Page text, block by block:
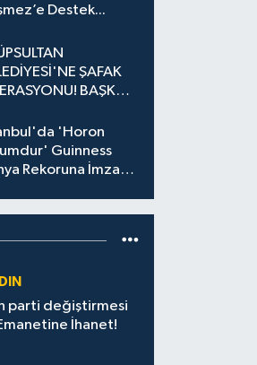
Destek...
ŞAFAK
BAŞKAN
MÜDÜRÜ
'Horon
Guinness
Rekoruna İmza
parti değiştirmesi
İhanet!